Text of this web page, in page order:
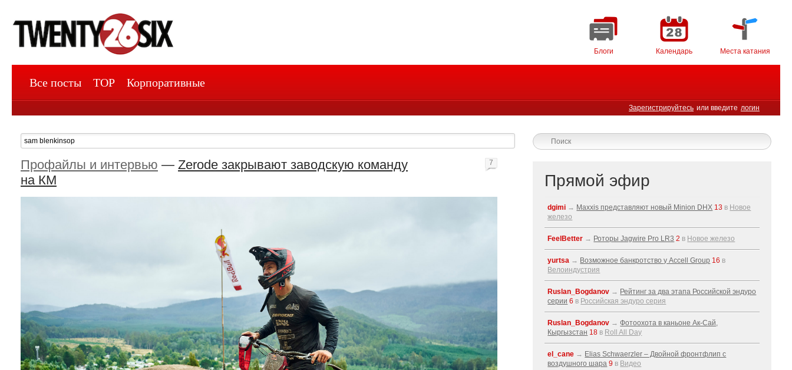
Блоги Календарь Места катания
Зарегистрируйтесь или введите логин
Все посты TOP Корпоративные
Профайлы и интервью — Zerode закрывают заводскую команду
на КМ
7
Прямой эфир
dgimi → Maxxis представляют новый Minion DHX 13 в Новое
железо
FeelBetter → Роторы Jagwire Pro LR3 2 в Новое железо
yurtsa → Возможное банкротство у Accell Group 16 в
Велоиндустрия
Ruslan_Bogdanov → Рейтинг за два этапа Российской эндуро
серии 6 в Российская эндуро серия
Ruslan_Bogdanov →Фотоохота в каньоне Ак-Cай,
Кыргызстан 18 в Roll All Day
el_cane → Elias Schwaerzler – Двойной фронтфлип с
воздушного шара 9 в Видео